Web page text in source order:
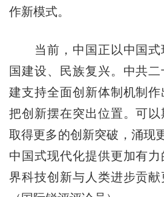
作新模式。
当前，中国正以中国式
国建设、民族复兴。中共
建支持全面创新体制机制
把创新摆在突出位置。可
取得更多的创新突破，涌现
中国式现代化提供更加有
界科技创新与人类进步贡献